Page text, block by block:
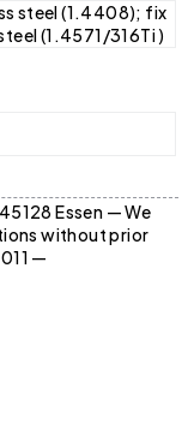
steel (1.4408); fix
(1.4571/316Ti )
Essen — We
without prior
—